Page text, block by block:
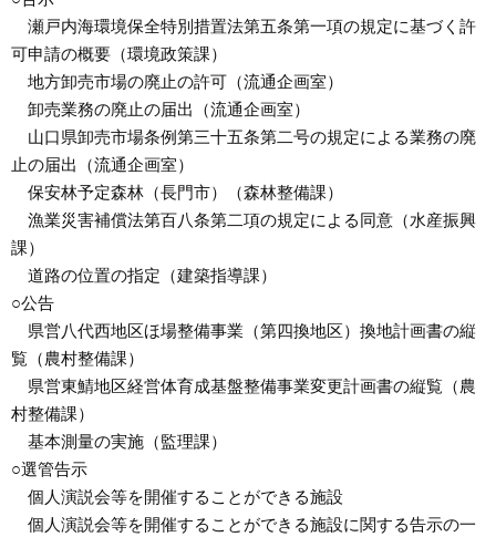
瀬戸内海環境保全特別措置法第五条第一項の規定に基づく許
可申請の概要（環境政策課）
地方卸売市場の廃止の許可（流通企画室）
卸売業務の廃止の届出（流通企画室）
山口県卸売市場条例第三十五条第二号の規定による業務の廃
止の届出（流通企画室）
保安林予定森林（長門市）（森林整備課）
漁業災害補償法第百八条第二項の規定による同意（水産振興
課）
道路の位置の指定（建築指導課）
○公告
県営八代西地区ほ場整備事業（第四換地区）換地計画書の縦
覧（農村整備課）
県営東鯖地区経営体育成基盤整備事業変更計画書の縦覧（農
村整備課）
基本測量の実施（監理課）
○選管告示
個人演説会等を開催することができる施設
個人演説会等を開催することができる施設に関する告示の一